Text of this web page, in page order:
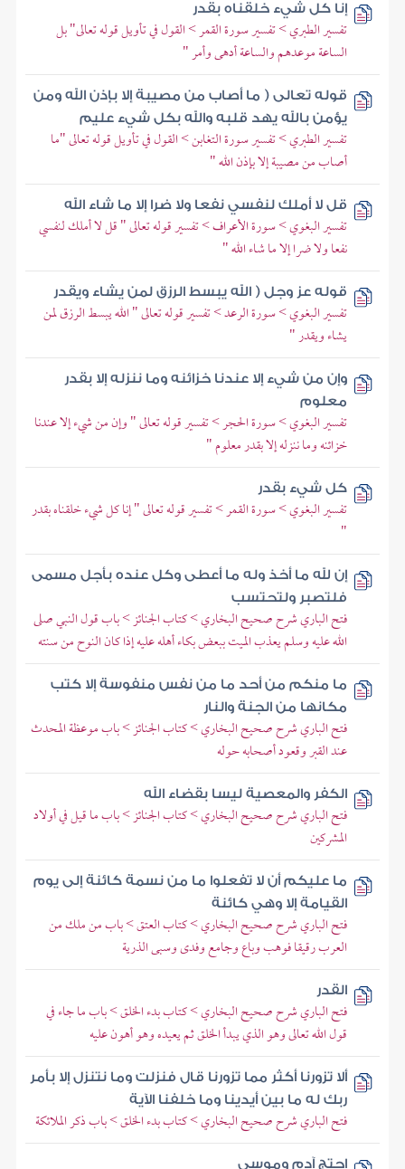
إنا كل شيء خلقناه بقدر
تفسير الطبري > تفسير سورة القمر > القول في تأويل قوله تعالى" بل
الساعة موعدهم والساعة أدهى وأمر "
قوله تعالى ( ما أصاب من مصيبة إلا بإذن الله ومن
يؤمن بالله يهد قلبه والله بكل شيء عليم
تفسير الطبري > تفسير سورة التغابن > القول في تأويل قوله تعالى "ما
أصاب من مصيبة إلا بإذن الله "
قل لا أملك لنفسي نفعا ولا ضرا إلا ما شاء الله
تفسير البغوي > سورة الأعراف > تفسير قوله تعالى " قل لا أملك لنفسي
نفعا ولا ضرا إلا ما شاء الله "
قوله عز وجل ( الله يبسط الرزق لمن يشاء ويقدر
تفسير البغوي > سورة الرعد > تفسير قوله تعالى " الله يبسط الرزق لمن
يشاء ويقدر "
وإن من شيء إلا عندنا خزائنه وما ننزله إلا بقدر
معلوم
تفسير البغوي > سورة الحجر > تفسير قوله تعالى " وإن من شيء إلا عندنا
خزائنه وما ننزله إلا بقدر معلوم "
كل شيء بقدر
تفسير البغوي > سورة القمر > تفسير قوله تعالى " إنا كل شيء خلقناه بقدر
"
إن لله ما أخذ وله ما أعطى وكل عنده بأجل مسمى
فلتصبر ولتحتسب
فتح الباري شرح صحيح البخاري > كتاب الجنائز > باب قول النبي صلى
الله عليه وسلم يعذب الميت ببعض بكاء أهله عليه إذا كان النوح من سنته
ما منكم من أحد ما من نفس منفوسة إلا كتب
مكانها من الجنة والنار
فتح الباري شرح صحيح البخاري > كتاب الجنائز > باب موعظة المحدث
عند القبر وقعود أصحابه حوله
الكفر والمعصية ليسا بقضاء الله
فتح الباري شرح صحيح البخاري > كتاب الجنائز > باب ما قيل في أولاد
المشركين
ما عليكم أن لا تفعلوا ما من نسمة كائنة إلى يوم
القيامة إلا وهي كائنة
فتح الباري شرح صحيح البخاري > كتاب العتق > باب من ملك من
العرب رقيقا فوهب وباع وجامع وفدى وسبى الذرية
القدر
فتح الباري شرح صحيح البخاري > كتاب بدء الخلق > باب ما جاء في
قول الله تعالى وهو الذي يبدأ الخلق ثم يعيده وهو أهون عليه
ألا تزورنا أكثر مما تزورنا قال فنزلت وما نتنزل إلا بأمر
ربك له ما بين أيدينا وما خلفنا الآية
فتح الباري شرح صحيح البخاري > كتاب بدء الخلق > باب ذكر الملائكة
احتج آدم وموسى